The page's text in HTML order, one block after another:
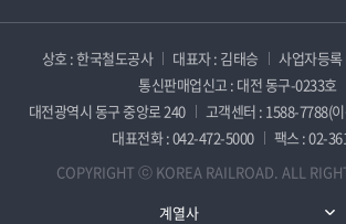
상호 : 한국철도공사 대표자 : 김태승
사업자등
통신판매업신고 : 대전 동구-0233호
대전광역시 동구 중앙로 240
고객센터 : 1588-7788(
대표전화 : 042-472-5000
팩스 : 02-
COPYRIGHT ⓒ KOREA RAILROAD. ALL
계열사